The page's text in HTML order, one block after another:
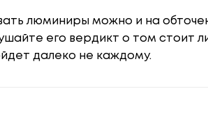
люминиры можно и на
его вердикт о том стоит
далеко не каждому.